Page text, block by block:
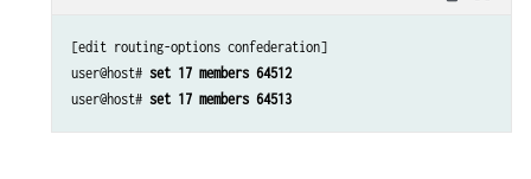
[edit routing-options confederation]
user@host# set 17 members 64512
user@host# set 17 members 64513